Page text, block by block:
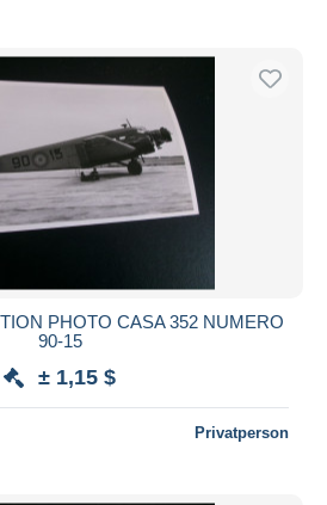
PHOTO CASA 352 NUMERO
90-15
± 1,15 $
Privatperson